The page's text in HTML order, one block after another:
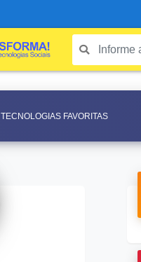
TECNOLOGIAS FAVORITAS